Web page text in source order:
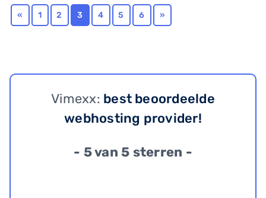
« 1 2 3 4 5 6 »
Vimexx: best beoordeelde
webhosting provider!
- 5 van 5 sterren -